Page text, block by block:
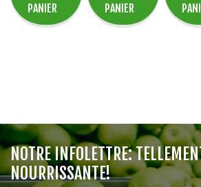
PANIER
PANIER
NOTRE INFOLETTRE:
NOURRISSANTE!